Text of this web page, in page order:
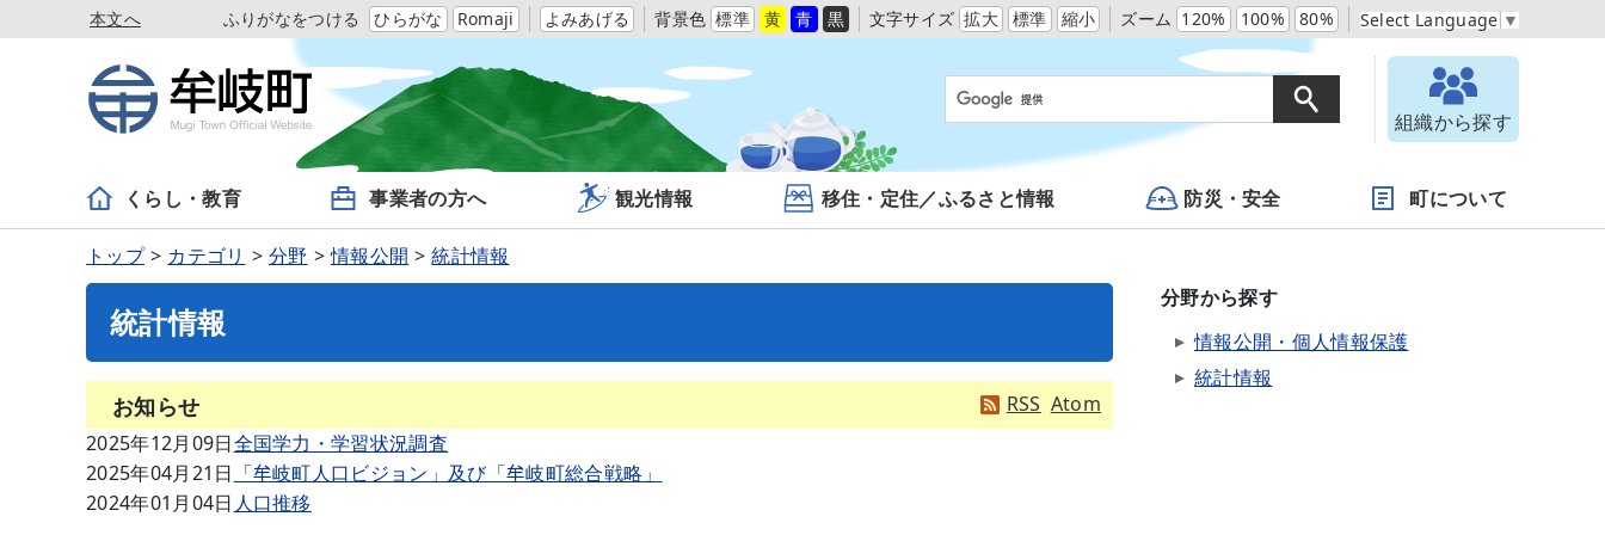
本文へ ふりがなをつける ひらがな Romaji よみあげる 背景色 標準 黄 青 黒 文字サイズ 拡大 標準 縮小 ズーム 120% 100% 80% Select Language ▼
組織から探す
くらし・教育 事業者の方へ 観光情報 移住・定住／ふるさと情報 防災・安全 町について
トップ カテゴリ 分野 情報公開 統計情報
統計情報
お知らせ RSS Atom
2025年12月09日全国学力・学習状況調査
2025年04月21日 「牟岐町人口ビジョン」及び「牟岐町総合戦略」
2024年01月04日 人口推移
分野から探す
情報公開・個人情報保護
統計情報